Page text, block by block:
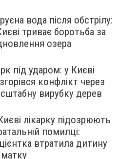
вода після обстрілу:
триває боротьба за
озера
під ударом: у Києві
конфлікт через
вирубку дерев
лікарку підозрюють
помилці:
втратила дитину